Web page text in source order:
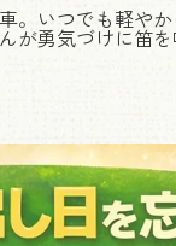
。いつでも軽や
が勇気づけに笛